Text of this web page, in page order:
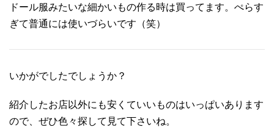
ドール服みたいな細かいもの作る時は買ってます。ぺらす
ぎて普通には使いづらいです（笑）
いかがでしたでしょうか？
紹介したお店以外にも安くていいものはいっぱいあります
ので、ぜひ色々探して見て下さいね。